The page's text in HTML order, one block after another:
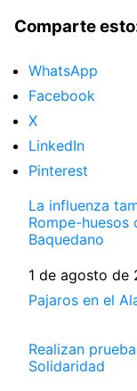
Comparte
WhatsApp
Facebook
X
LinkedIn
Pinterest
La influenza
Rompe-huesos
Baquedano
Fecha
1 de agosto de
Respecto a
Pajaros en el
Realizan
Solidaridad